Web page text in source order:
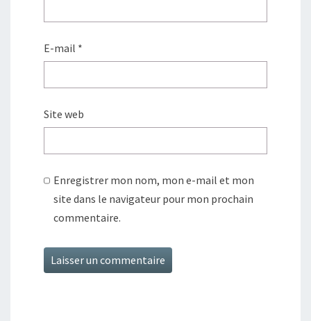
E-mail *
Site web
Enregistrer mon nom, mon e-mail et mon
site dans le navigateur pour mon prochain
commentaire.